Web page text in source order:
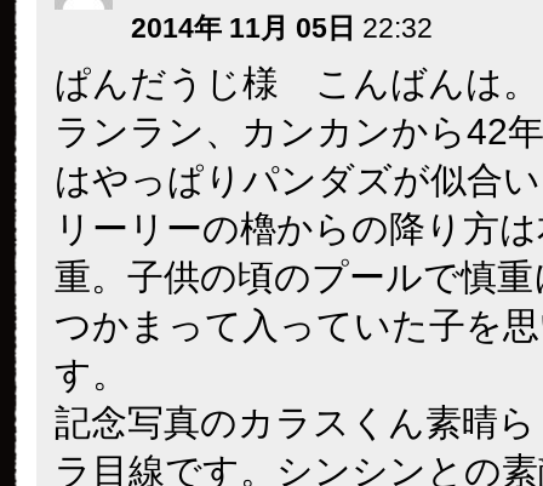
2014年 11月 05日 22:32
ぱんだうじ様 こんばんは。
ランラン、カンカンから42
はやっぱりパンダズが似合
リーリーの櫓からの降り方
重。子供の頃のプールで慎
つかまって入っていた子を
す。
記念写真のカラスくん素晴
ラ目線です。シンシンとの